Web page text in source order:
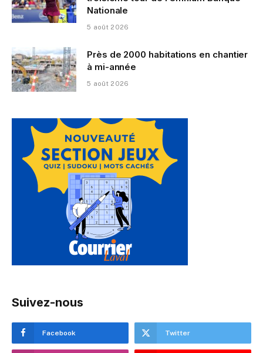
Nationale
5 août 2026
Près de 2000 habitations en chantier
à mi-année
5 août 2026
Suivez-nous
Facebook Twitter